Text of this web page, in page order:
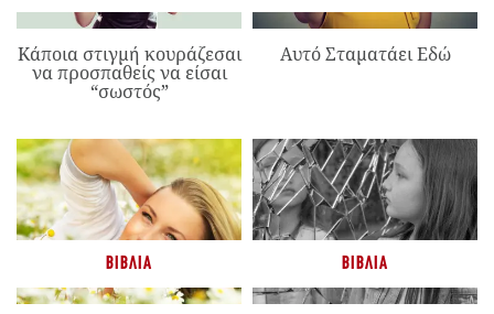
Κάποια στιγμή κουράζεσαι
να προσπαθείς να είσαι
“σωστός”
Αυτό Σταματάει Εδώ
ΒΙΒΛΊΑ ΒΙΒΛΊΑ